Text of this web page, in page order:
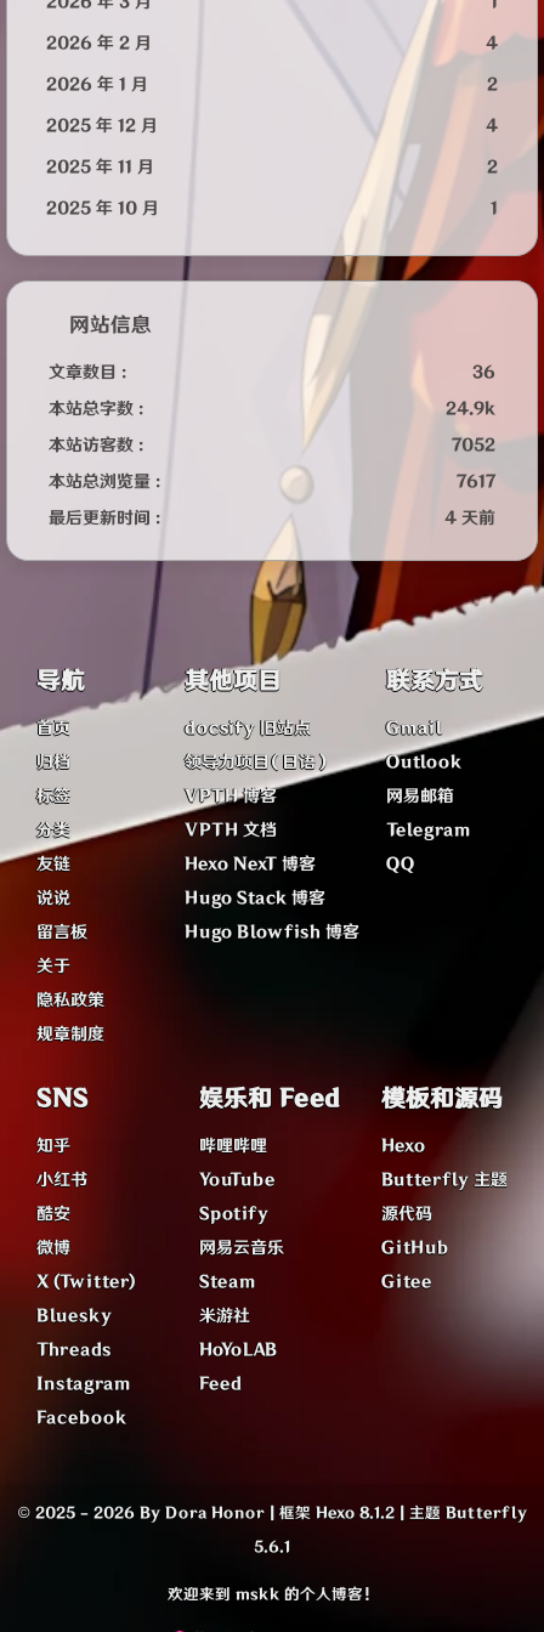
2026 年 2 月
4
2026 年 1 月
2
2025 年 12 月
4
2025 年 11 月
2
2025 年 10 月
1
网站信息
文章数目 :
36
本站总字数 :
24.9k
本站访客数 :
7052
本站总浏览量 :
7617
最后更新时间 :
4 天前
导航
首页
归档
标签
分类
友链
说说
留言板
关于
隐私政策
规章制度
其他项目
docsify 旧站点
领导力项目（日语）
VPTH 博客
VPTH 文档
Hexo NexT 博客
Hugo Stack 博客
Hugo Blowfish 博客
联系方式
Gmail
Outlook
网易邮箱
Telegram
QQ
SNS
知乎
小红书
酷安
微博
X (Twitter)
Bluesky
Threads
Instagram
Facebook
娱乐和 Feed
哔哩哔哩
YouTube
Spotify
网易云音乐
Steam
米游社
HoYoLAB
Feed
模板和源码
Hexo
Butterfly 主题
源代码
GitHub
Gitee
© 2025 - 2026 By Dora Honor 框架 Hexo 8.1.2 主题 Butterfly
5.6.1
欢迎来到 mskk 的个人博客！